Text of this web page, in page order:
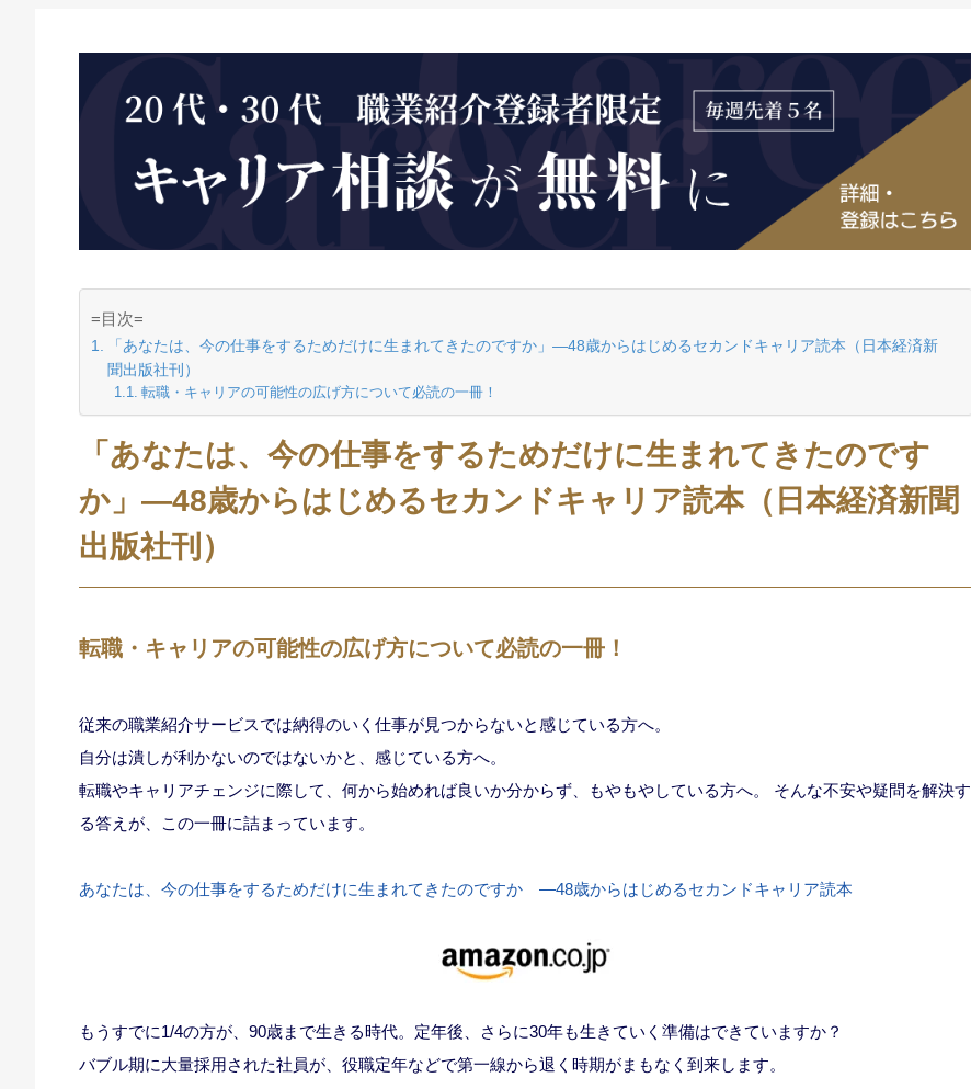
=目次=
「あなたは、今の仕事をするためだけに生まれてきたのですか」―48歳からはじめるセカンドキャリア読本（日本経済新
聞出版社刊）
転職・キャリアの可能性の広げ方について必読の一冊！
「あなたは、今の仕事をするためだけに生まれてきたのです
か」―48歳からはじめるセカンドキャリア読本（日本経済新聞
出版社刊）
転職・キャリアの可能性の広げ方について必読の一冊！
従来の職業紹介サービスでは納得のいく仕事が見つからないと感じている方へ。
自分は潰しが利かないのではないかと、感じている方へ。
転職やキャリアチェンジに際して、何から始めれば良いか分からず、もやもやしている方へ。 そんな不安や疑問を解決す
る答えが、この一冊に詰まっています。
あなたは、今の仕事をするためだけに生まれてきたのですか ―48歳からはじめるセカンドキャリア読本
もうすでに1/4の方が、90歳まで生きる時代。定年後、さらに30年も生きていく準備はできていますか？
バブル期に大量採用された社員が、役職定年などで第一線から退く時期がまもなく到来します。